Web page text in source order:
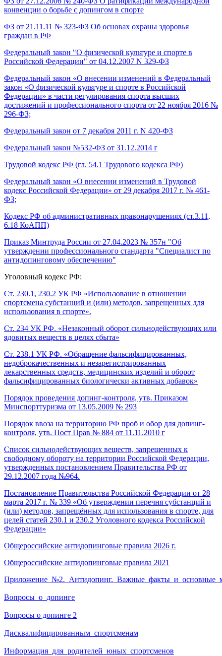
конвенции о борьбе с допингом в спорте
ФЗ от 21.11.11 № 323-ФЗ Об основах охраны здоровья
граждан в РФ
Федеральный закон "О физической культуре и спорте в
Российской Федерации" от 04.12.2007 N 329-ФЗ
Федеральный закон «О внесении изменений в Федеральный
закон «О физической культуре и спорте в Российской
Федерации» в части регулирования спорта высших
достижений и профессионального спорта от 22 ноября 2016 №
296-ФЗ;
Федеральный закон от 7 декабря 2011 г. N 420-ФЗ
Федеральный закон №532-ФЗ от 31.12.2014 г
Трудовой кодекс РФ (гл. 54.1 Трудового кодекса РФ)
Федеральный закон «О внесении изменений в Трудовой
кодекс Российской Федерации» от 29 декабря 2017 г. № 461-
ФЗ;
Кодекс РФ об административных правонарушениях (ст.3.11,
6.18 КоАПП)
Приказ Минтруда России от 27.04.2023 № 357н "Об
утверждении профессионального стандарта "Специалист по
антидопинговому обеспечению"
Уголовный кодекс РФ:
Ст. 230.1, 230.2 УК РФ «Использование в отношении
спортсмена субстанций и (или) методов, запрещенных для
использования в спорте».
Ст. 234 УК РФ. «Незаконный оборот сильнодействующих или
ядовитых веществ в целях сбыта»
Ст. 238.1 УК РФ. «Обращение фальсифицированных,
недоброкачественных и незарегистрированных
лекарственных средств, медицинских изделий и оборот
фальсифицированных биологически активных добавок»
Порядок проведения допинг-контроля, утв. Приказом
Минспорттуризма от 13.05.2009 № 293
Порядок ввоза на территорию РФ проб и обор для допинг-
контроля, утв. Пост Прав № 884 от 11.11.2010 г
Список сильнодействующих веществ, запрещенных к
свободному обороту на территории Российской Федерации,
утвержденных постановлением Правительства РФ от
29.12.2007 года №964.
Постановление Правительства Российской Федерации от 28
марта 2017 г. № 339 «Об утверждении перечня субстанций и
(или) методов, запрещённых для использования в спорте, для
целей статей 230.1 и 230.2 Уголовного кодекса Российской
Федерации»
Общероссийские антидопинговые правила 2026 г.
Общероссийские антидопинговые правила 2021
Вопросы_о_допинге
Вопросы о допинге 2
Дисквалифицированным_спортсменам
Информация_для_родителей_юных_спортсменов